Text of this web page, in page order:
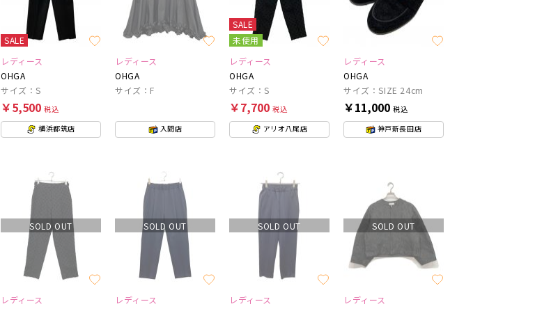
SALE
レディース
OHGA
サイズ：S
￥5,500 税込
横浜都筑店
レディース
OHGA
サイズ：F
入間店
SALE
未使用
レディース
OHGA
サイズ：S
￥7,700 税込
アリオ八尾店
レディース
OHGA
サイズ：SIZE 24cm
￥11,000 税込
神戸新長田店
SOLD OUT
レディース
SOLD OUT
レディース
SOLD OUT
レディース
SOLD OUT
レディース